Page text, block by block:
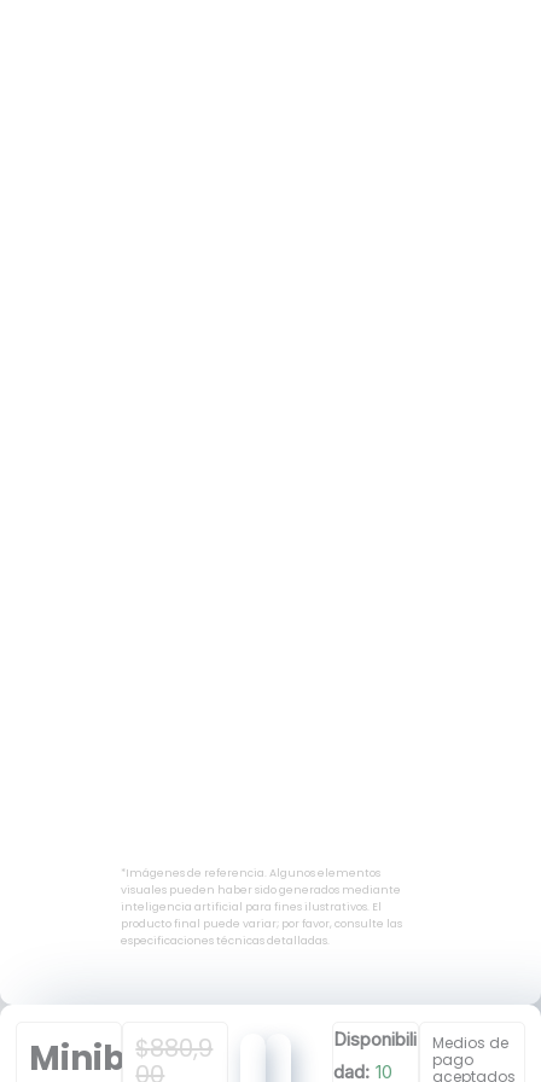
*Imágenes de referencia. Algunos elementos
visuales pueden haber sido generados mediante
inteligencia artificial para fines ilustrativos. El
producto final puede variar; por favor, consulte las
especificaciones técnicas detalladas.
Minibar
$880,9
00
El
El
Precio
Disponibili
dad: 10
Minibar
Medios de
pago
aceptados